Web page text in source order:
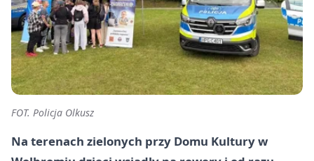
FOT. Policja Olkusz
Na terenach zielonych przy Domu Kultury w